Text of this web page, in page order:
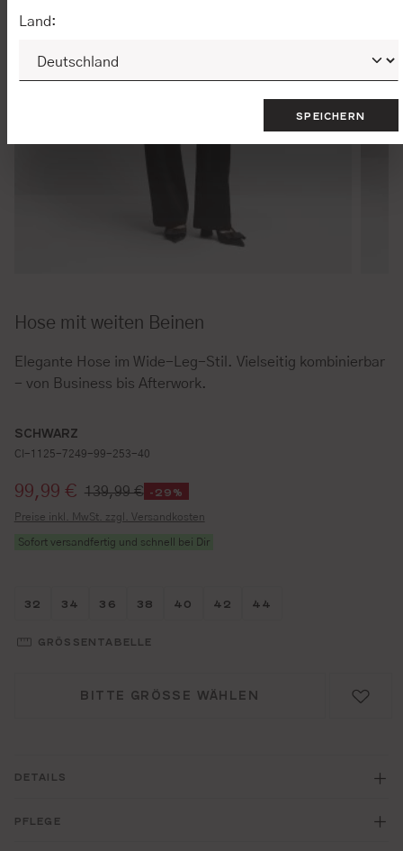
Hose mit weiten Beinen
Elegante Hose im Wide-Leg-Stil. Vielseitig kombinierbar
- von Business bis Afterwork.
SCHWARZ
CI-1125-7249-99-253-40
Verkaufspreis:
99,99 € 139,99 € -29%
Preise inkl. MwSt. zzgl. Versandkosten
Sofort versandfertig und schnell bei Dir
Größe wählen
32 Größe wählen
34 Größe wählen
36 Größe wählen
38 Größe wählen
40 Größe wählen
42 Größe wählen
44
GRÖSSENTABELLE
BITTE GRÖSSE WÄHLEN
DETAILS
PFLEGE
Land:
SPEICHERN